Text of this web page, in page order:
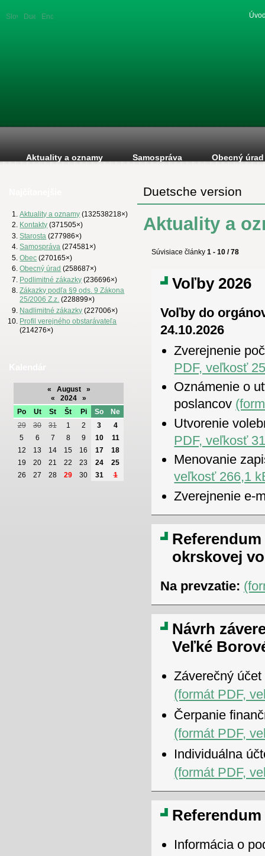
SlovenskáDuetsche
English
Aktuality a oznamy Samospráva Obecný úrad
Aktuality a oznamy (132538218×)
Kontakty (371505×)
Starosta (277986×)
Samospráva (274581×)
Obec (270165×)
Obecný úrad (258687×)
Podlimitné zákazky (236696×)
Zákazky podľa §9 ods. 9 Zákona
25/2006 Z.z. (228899×)
Nadlimitné zákazky (227006×)
Profil verejného obstarávateľa
(214276×)
« August
»
«
2024
»
Po
Ut St Št Pi So
Ne
29
30 31 1 2 3
4
5
6 7 8 9 10
11
12
13 14 15 16 17
18
19
20 21 22 23 24
25
26
27 28 29 30 31 1
Duetsche version
Aktuality a
Súvisiace články 1 - 10 / 78
Voľby 2026
Voľby do
24.10.2026
Zverejnenie
PDF, veľkosť
Oznámenie o
poslancov
Utvorenie
PDF, veľkosť
Menovanie
veľkosť 266,1
Zverejnenie e-
okrskovej
Na prevzatie:
Návrh
Veľké
Záverečný
(formát PDF,
Čerpanie
(formát PDF,
Individuálna
(formát PDF,
Referendum
Informácia o